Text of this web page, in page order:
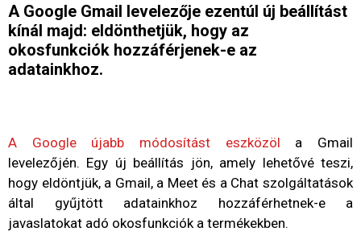
A Google Gmail levelezője ezentúl új beállítást
kínál majd: eldönthetjük, hogy az
okosfunkciók hozzáférjenek-e az
adatainkhoz.
A Google újabb módosítást eszközöl a Gmail
levelezőjén. Egy új beállítás jön, amely lehetővé teszi,
hogy eldöntjük, a Gmail, a Meet és a Chat szolgáltatások
által gyűjtött adatainkhoz hozzáférhetnek-e a
javaslatokat adó okosfunkciók a termékekben.